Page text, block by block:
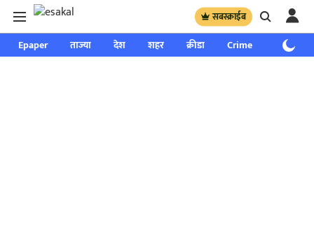
सबस्क्राईब
Epaper ताज्या देश शहर क्रीडा Crime साप्ताहिक